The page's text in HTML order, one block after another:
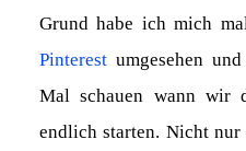
Grund habe ich mich
Pinterestumgesehen und
Mal schauen wann wir
endlich starten. Nicht nur